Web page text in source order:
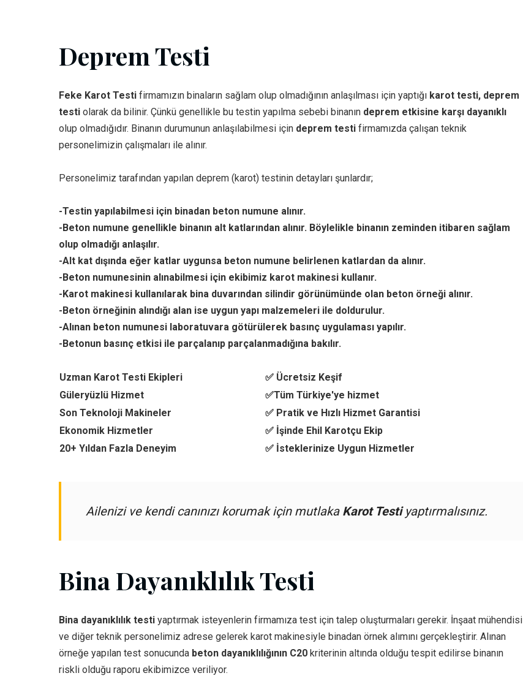
Deprem Testi
Feke Karot Testi firmamızın binaların sağlam olup olmadığının anlaşılması için yaptığı karot testi, deprem
testi olarak da bilinir. Çünkü genellikle bu testin yapılma sebebi binanın deprem etkisine karşı dayanıklı
olup olmadığıdır. Binanın durumunun anlaşılabilmesi için deprem testi firmamızda çalışan teknik
personelimizin çalışmaları ile alınır.
Personelimiz tarafından yapılan deprem (karot) testinin detayları şunlardır;
-Testin yapılabilmesi için binadan beton numune alınır.
-Beton numune genellikle binanın alt katlarından alınır. Böylelikle binanın zeminden itibaren sağlam
olup olmadığı anlaşılır.
-Alt kat dışında eğer katlar uygunsa beton numune belirlenen katlardan da alınır.
-Beton numunesinin alınabilmesi için ekibimiz karot makinesi kullanır.
-Karot makinesi kullanılarak bina duvarından silindir görünümünde olan beton örneği alınır.
-Beton örneğinin alındığı alan ise uygun yapı malzemeleri ile doldurulur.
-Alınan beton numunesi laboratuvara götürülerek basınç uygulaması yapılır.
-Betonun basınç etkisi ile parçalanıp parçalanmadığına bakılır.
Uzman Karot Testi Ekipleri
✅ Ücretsiz Keşif
Güleryüzlü Hizmet
✅Tüm Türkiye'ye hizmet
Son Teknoloji Makineler
✅ Pratik ve Hızlı Hizmet Garantisi
Ekonomik Hizmetler
✅ İşinde Ehil Karotçu Ekip
20+ Yıldan Fazla Deneyim
✅ İsteklerinize Uygun Hizmetler
Ailenizi ve kendi canınızı korumak için mutlaka Karot Testiyaptırmalısınız.
Bina Dayanıklılık Testi
Bina dayanıklılık testi yaptırmak isteyenlerin firmamıza test için talep oluşturmaları gerekir. İnşaat mühendisi
ve diğer teknik personelimiz adrese gelerek karot makinesiyle binadan örnek alımını gerçekleştirir. Alınan
örneğe yapılan test sonucunda beton dayanıklılığının C20 kriterinin altında olduğu tespit edilirse binanın
riskli olduğu raporu ekibimizce veriliyor.